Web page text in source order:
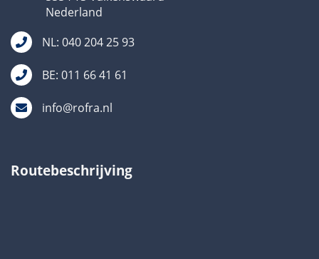
Nederland
NL: 040 204 25 93
BE: 011 66 41 61
info@rofra.nl
Routebeschrijving